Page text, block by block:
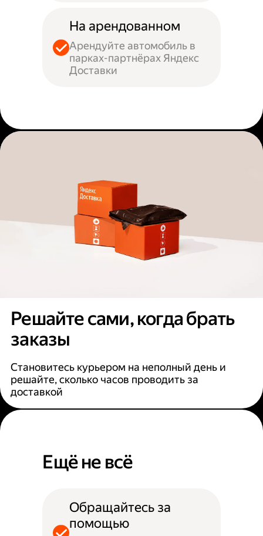
На арендованном
Арендуйте автомобиль в
парках-партнёрах Яндекс
Доставки
Решайте сами, когда брать
заказы
Становитесь курьером на неполный день и
решайте, сколько часов проводить за
доставкой
Ещё не всё
Обращайтесь за
помощью